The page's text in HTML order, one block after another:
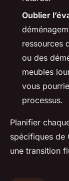
Oublier
ressources
ou des
meubles
vous
processus.
Planifier
spécifiques de
une transition